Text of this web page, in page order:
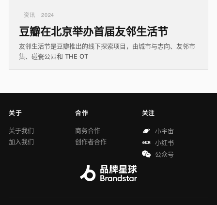
资讯 · 2024
豆瓣在北京举办首届友邻生活节
友邻生活节是豆瓣推出的线下探索项目，由城市与志向、友邻市
集、碰瓷公园和 THE OT
关于
关于我们
加入我们
合作
商务合作
创作者合作
关注
小宇宙
小红书
公众号